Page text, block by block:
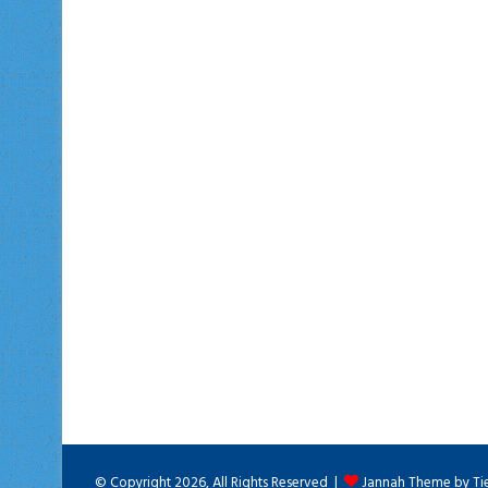
© Copyright 2026, All Rights Reserved | Jannah Theme by